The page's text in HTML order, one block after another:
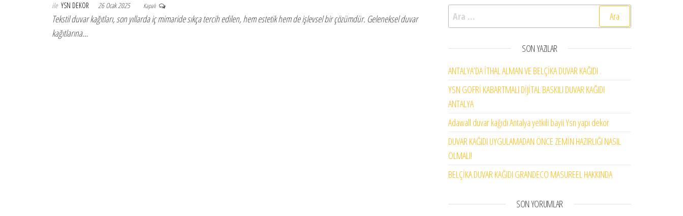
ile YSN DEKOR 26 Ocak 2025 Kapalı
Tekstil duvar kağıtları, son yıllarda iç mimaride sıkça tercih edilen, hem estetik hem de işlevsel bir çözümdür. Geleneksel duvar
kağıtlarına…
Arama:
SON YAZILAR
ANTALYA’DA İTHAL ALMAN VE BELÇİKA DUVAR KAĞIDI .
YSN GOFRİ KABARTMALI DİJİTAL BASKILI DUVAR KAĞIDI
ANTALYA
Adawall duvar kağıdı Antalya yetkili bayii Ysn yapı dekor
DUVAR KAĞIDI UYGULAMADAN ÖNCE ZEMİN HAZIRLIĞI NASIL
OLMALI!
BELÇİKA DUVAR KAĞIDI GRANDECO MASUREEL HAKKINDA
SON YORUMLAR